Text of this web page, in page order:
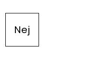
Nej